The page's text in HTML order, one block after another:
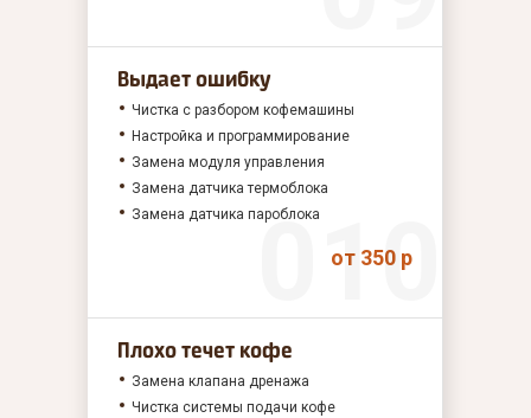
Выдает ошибку
Чистка с разбором кофемашины
Настройка и программирование
Замена модуля управления
Замена датчика термоблока
Замена датчика пароблока
от 350 р
Плохо течет кофе
Замена клапана дренажа
Чистка системы подачи кофе